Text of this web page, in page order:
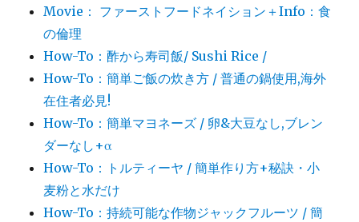
Movie： ファーストフードネイション＋Info：食
の倫理
How-To：酢から寿司飯/ Sushi Rice /
How-To：簡単ご飯の炊き方 / 普通の鍋使用,海外
在住者必見!
How-To：簡単マヨネーズ / 卵&大豆なし,ブレン
ダーなし+α
How-To：トルティーヤ / 簡単作り方+秘訣・小
麦粉と水だけ
How-To：持続可能な作物ジャックフルーツ / 簡